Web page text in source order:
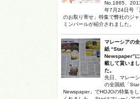
No.1865、
年7月24日号「
のお取り寄せ」特集で弊社のジャ
ミンパールが紹介されました。
マレーシアの
紙 “Star
Newspaper”
載して貰いまし
た。
先日、マレー
の全国紙「Star
Newspaper」でHOJOの特集をし